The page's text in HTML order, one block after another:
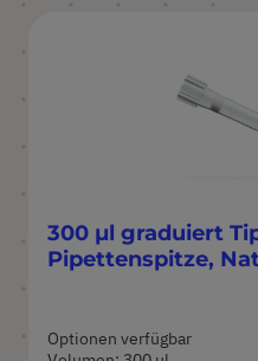
300 µl graduiert
Pipettenspitze,
Optionen verfügbar